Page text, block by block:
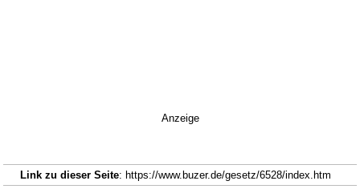
Anzeige
Link zu dieser Seite: https://www.buzer.de/gesetz/6528/index.htm